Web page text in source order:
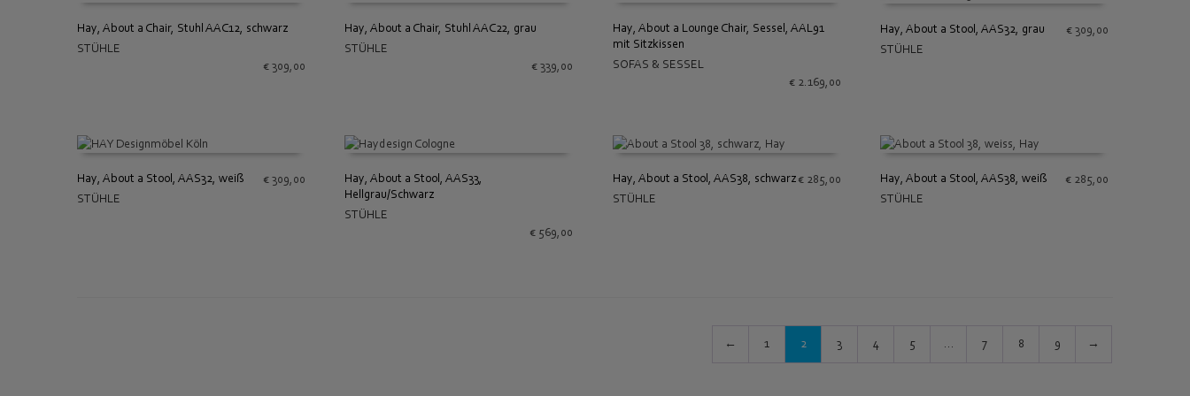
Hay, About a Chair, Stuhl AAC12, schwarz
STÜHLE
€309,00
Hay, About a Chair, Stuhl AAC22, grau
STÜHLE
€ 339,00
Hay, About a Lounge Chair, Sessel, AAL91
mit Sitzkissen
SOFAS & SESSEL
€2.169,00
Hay, About a Stool, AAS32, grau
STÜHLE
€ 309,00
Hay, About a Stool, AAS32, weiß
STÜHLE
€309,00
IN DEN WARENKORB
Hay, About a Stool, AAS33,
Hellgrau/Schwarz
STÜHLE
€ 569,00
Hay, About a Stool, AAS38, schwarz
STÜHLE
€285,00
Hay, About a Stool, AAS38, weiß
STÜHLE
€ 285,00
← 1 2 3 4 5 … 7 8 9 →